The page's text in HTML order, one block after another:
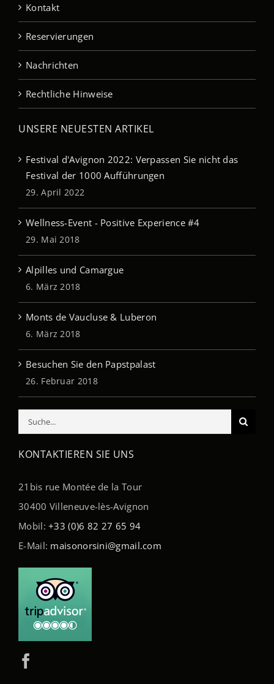
Kontakt
Reservierungen
Nachrichten
Rechtliche Hinweise
UNSERE NEUESTEN ARTIKEL
Festival d'Avignon 2022: Verpassen Sie nicht das
Festival der 1000 Aufführungen
29. April 2022
Wellness-Event - Positive Experience #4
29. Mai 2018
Alpilles und Camargue
6. März 2018
Monts de Vaucluse & Luberon
6. März 2018
Besuchen Sie den Papstpalast
26. Februar 2018
Suche
nach:
KONTAKTIEREN SIE UNS
21bis rue Montée de la Tour
30400 Villeneuve-lès-Avignon
Mobil:+33 (0)6 82 27 65 94
E-Mail: maisonorsini@gmail.com